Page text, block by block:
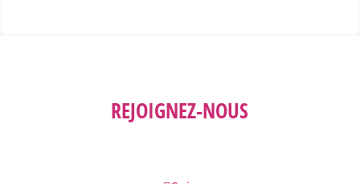
REJOIGNEZ-NOUS